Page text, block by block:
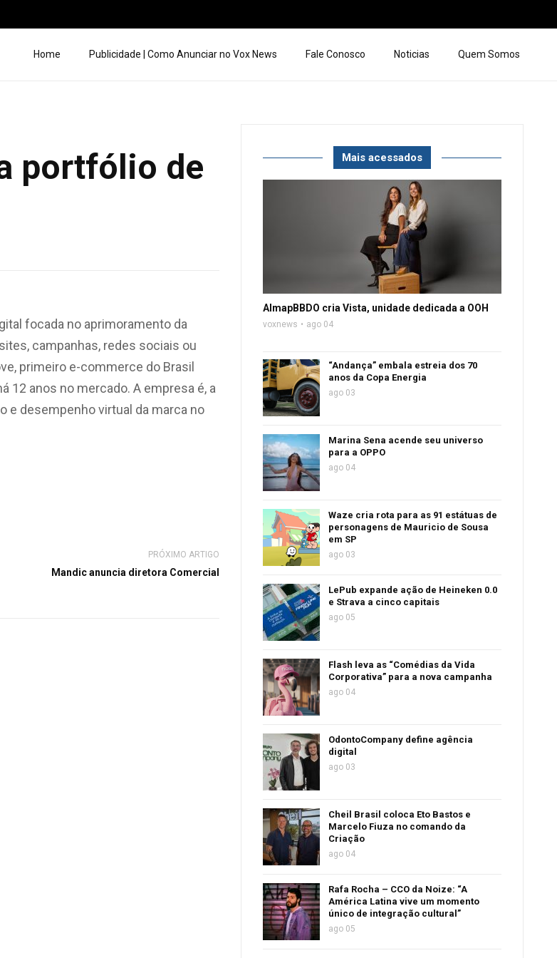
Home Publicidade | Como Anunciar no Vox News Fale Conosco Noticias Quem Somos
portfólio de
focada no aprimoramento da
campanhas, redes sociais ou
primeiro e-commerce do Brasil
12 anos no mercado. A empresa é, a
e desempenho virtual da marca no
PRÓXIMO ARTIGO
Mandic anuncia diretora Comercial
Mais acessados
AlmapBBDO cria Vista, unidade dedicada a OOH
voxnews ago 04
“Andança” embala estreia dos 70
anos da Copa Energia
ago 03
Marina Sena acende seu universo
para a OPPO
ago 04
Waze cria rota para as 91 estátuas de
personagens de Mauricio de Sousa
em SP
ago 03
LePub expande ação de Heineken 0.0
e Strava a cinco capitais
ago 05
Flash leva as “Comédias da Vida
Corporativa” para a nova campanha
ago 04
OdontoCompany define agência
digital
ago 03
Cheil Brasil coloca Eto Bastos e
Marcelo Fiuza no comando da
Criação
ago 04
Rafa Rocha – CCO da Noize: “A
América Latina vive um momento
único de integração cultural”
ago 05